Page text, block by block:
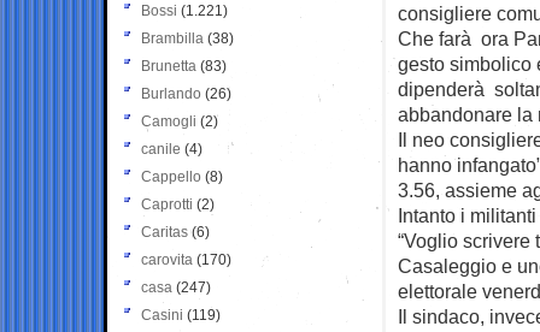
consigliere
Che farà ora
gesto simbolico
dipenderà
abbandonare la
Il neo
hanno
3.56, assieme
Intanto i
“Voglio scrivere
Casaleggio e
elettorale
Il sindaco,
Bossi (1.221)
Brambilla (38)
Brunetta (83)
Burlando (26)
Camogli (2)
canile (4)
Cappello (8)
Caprotti (2)
Caritas (6)
carovita (170)
casa (247)
Casini (119)